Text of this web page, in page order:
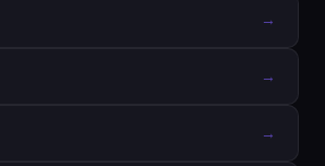
→
→
→